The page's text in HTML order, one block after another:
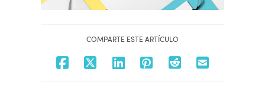
COMPARTE ESTE ARTÍCULO